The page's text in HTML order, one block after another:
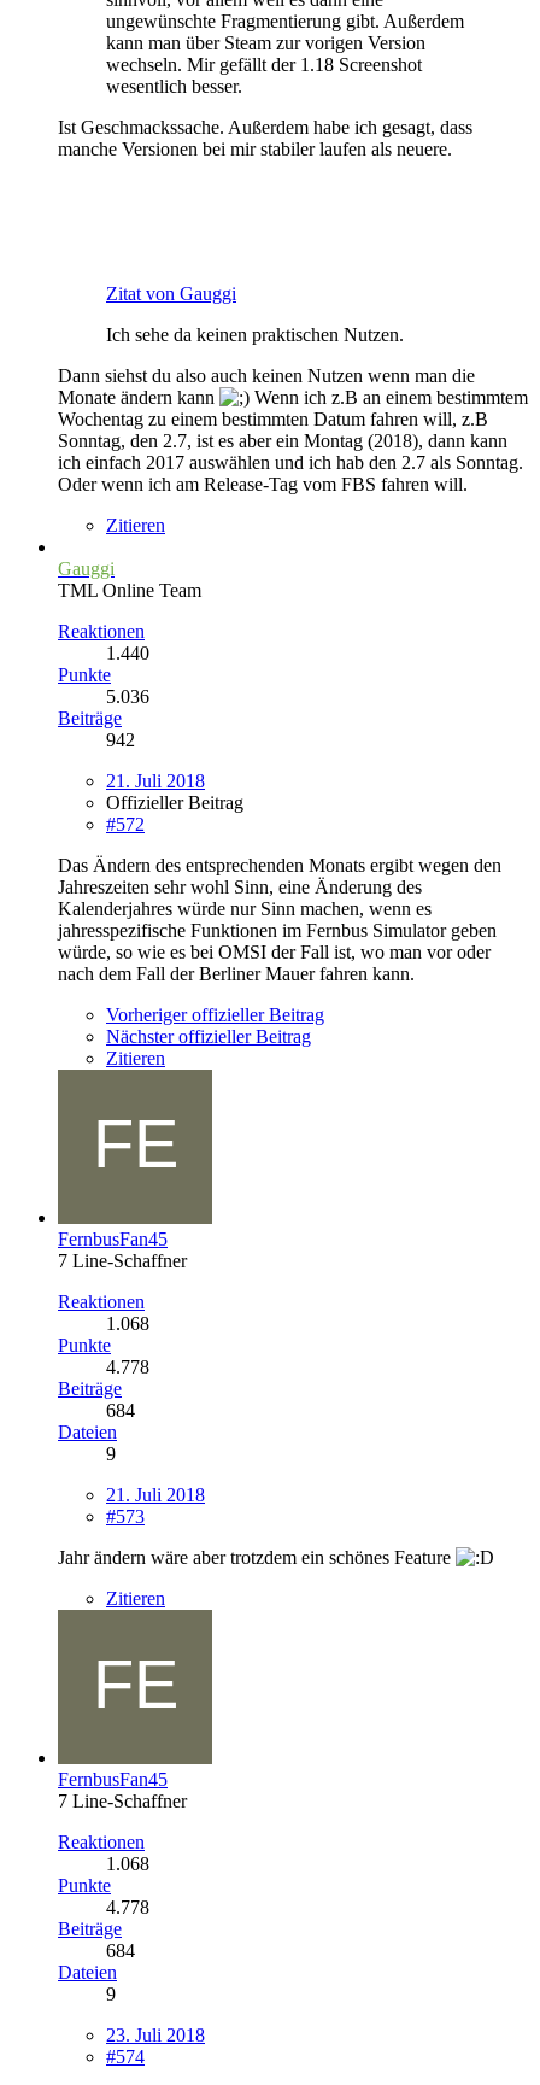
ungewünschte Fragmentierung gibt. Außerdem
kann man über Steam zur vorigen Version
wechseln. Mir gefällt der 1.18 Screenshot
wesentlich besser.
Ist Geschmackssache. Außerdem habe ich gesagt, dass
manche Versionen bei mir stabiler laufen als neuere.
Zitat von Gauggi
Ich sehe da keinen praktischen Nutzen.
Dann siehst du also auch keinen Nutzen wenn man die
Monate ändern kann
Wenn ich z.B an einem bestimmtem
Wochentag zu einem bestimmten Datum fahren will, z.B
Sonntag, den 2.7, ist es aber ein Montag (2018), dann kann
ich einfach 2017 auswählen und ich hab den 2.7 als Sonntag.
Oder wenn ich am Release-Tag vom FBS fahren will.
Zitieren
Gauggi
TML Online Team
Reaktionen
1.440
Punkte
5.036
Beiträge
942
21. Juli 2018
Offizieller Beitrag
#572
Das Ändern des entsprechenden Monats ergibt wegen den
Jahreszeiten sehr wohl Sinn, eine Änderung des
Kalenderjahres würde nur Sinn machen, wenn es
jahresspezifische Funktionen im Fernbus Simulator geben
würde, so wie es bei OMSI der Fall ist, wo man vor oder
nach dem Fall der Berliner Mauer fahren kann.
Vorheriger offizieller Beitrag
Nächster offizieller Beitrag
Zitieren
FernbusFan45
7 Line-Schaffner
Reaktionen
1.068
Punkte
4.778
Beiträge
684
Dateien
9
21. Juli 2018
#573
Jahr ändern wäre aber trotzdem ein schönes Feature
Zitieren
FernbusFan45
7 Line-Schaffner
Reaktionen
1.068
Punkte
4.778
Beiträge
684
Dateien
9
23. Juli 2018
#574